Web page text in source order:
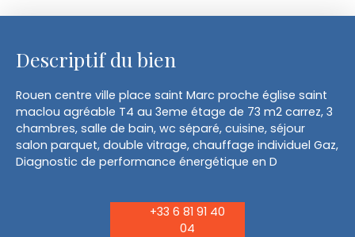
Descriptif du bien
Rouen centre ville place saint Marc proche église saint
maclou agréable T4 au 3eme étage de 73 m2 carrez, 3
chambres, salle de bain, wc séparé, cuisine, séjour
salon parquet, double vitrage, chauffage individuel Gaz,
Diagnostic de performance énergétique en D
+33 6 81 91 40
04